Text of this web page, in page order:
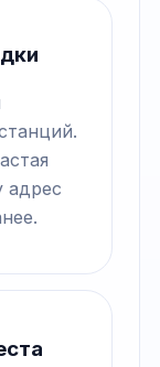
адрес